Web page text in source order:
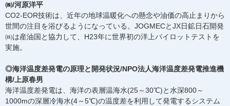
㈱/河原洋平
CO2-EOR技術は、近年の地球温暖化への懸念や油価の高止まりから
世間の注目を浴びるようになっている。JOGMECとJX日鉱日石開発
㈱は産油国と協力して、H23年に世界初の洋上パイロットテストを
実施。
◎海洋温度差発電の原理と開発状況/NPO法人海洋温度差発電推進機
構/上原春男
海洋温度差発電は、海洋の表層温海水(25～30℃)と水深800～
1000mの深層冷海水(4～5℃)の温度差を利用して発電するシステム